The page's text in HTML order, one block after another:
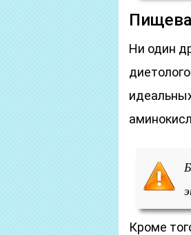
Ни один
Кроме